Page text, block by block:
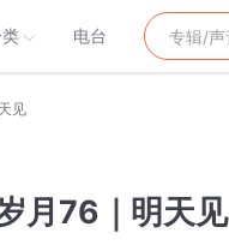
电台
见
月76｜明天见